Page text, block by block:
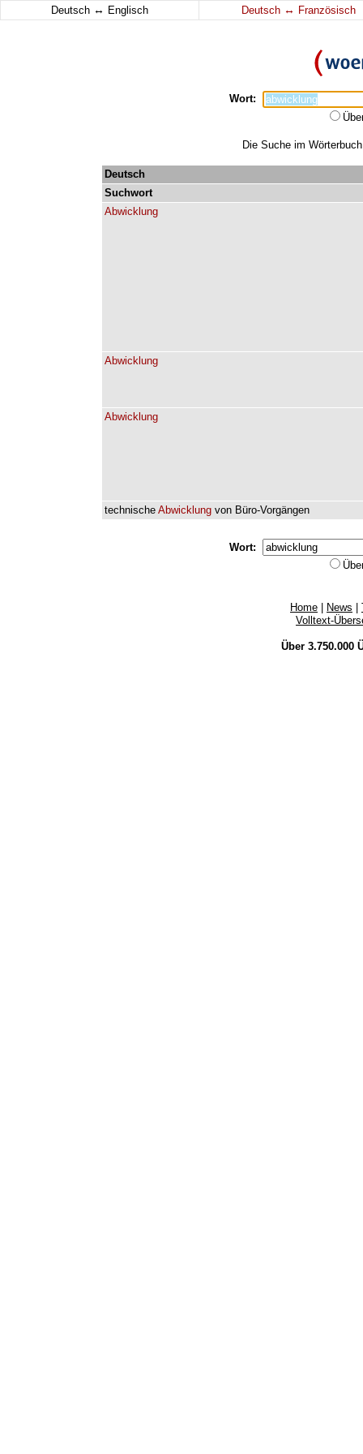
Deutsch ↔ Englisch Deutsch ↔ Französisch
Wort:
Die Suche im
Deutsch
Suchwort
Abwicklung
Abwicklung
Abwicklung
technische Abwicklung von Büro-Vorgängen
Wort:
Home News
Volltext-
Über 3.750.000